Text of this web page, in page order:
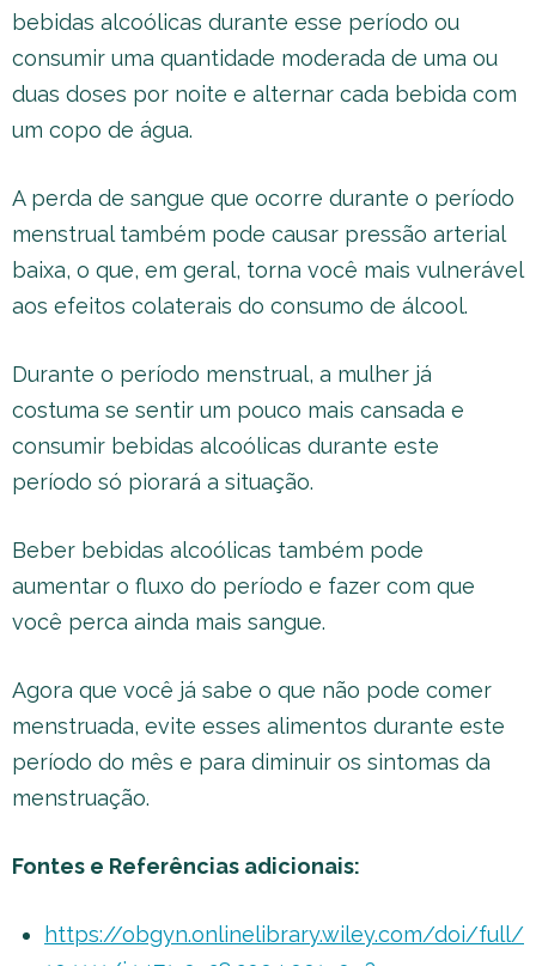
bebidas alcoólicas durante esse período ou
consumir uma quantidade moderada de uma ou
duas doses por noite e alternar cada bebida com
um copo de água.
A perda de sangue que ocorre durante o período
menstrual também pode causar pressão arterial
baixa, o que, em geral, torna você mais vulnerável
aos efeitos colaterais do consumo de álcool.
Durante o período menstrual, a mulher já
costuma se sentir um pouco mais cansada e
consumir bebidas alcoólicas durante este
período só piorará a situação.
Beber bebidas alcoólicas também pode
aumentar o fluxo do período e fazer com que
você perca ainda mais sangue.
Agora que você já sabe o que não pode comer
menstruada, evite esses alimentos durante este
período do mês e para diminuir os sintomas da
menstruação.
Fontes e Referências adicionais:
https://obgyn.onlinelibrary.wiley.com/doi/full/